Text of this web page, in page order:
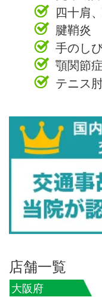
四十肩
腱鞘炎
手のし
顎関節症
テニス
店舗一覧
大阪府